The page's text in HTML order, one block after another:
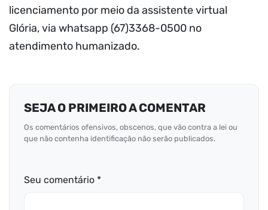
licenciamento por meio da assistente virtual
Glória, via whatsapp (67)3368-0500 no
atendimento humanizado.
SEJA O PRIMEIRO A COMENTAR
Os comentários ofensivos, obscenos, que vão contra a lei ou
que não contenha identificação não serão publicados.
Seu comentário *